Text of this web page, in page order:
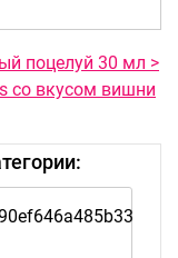
поцелуй 30 мл >
со вкусом вишни